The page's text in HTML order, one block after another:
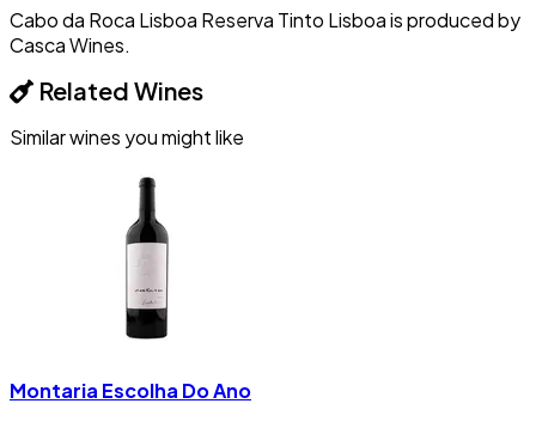
Cabo da Roca Lisboa Reserva Tinto Lisboa is produced by
Casca Wines.
Related Wines
Similar wines you might like
Montaria Escolha Do Ano